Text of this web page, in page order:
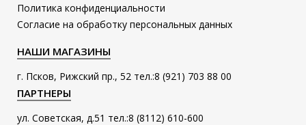
Политика конфиденциальности
Согласие на обработку персональных данных
НАШИ МАГАЗИНЫ
г. Псков, Рижский пр., 52 тел.:8 (921) 703 88 00
ПАРТНЕРЫ
ул. Советская, д.51 тел.:8 (8112) 610-600